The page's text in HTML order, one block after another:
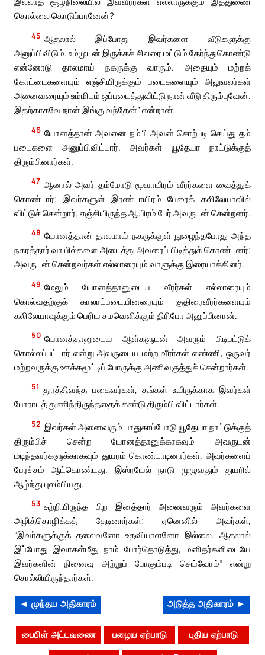
தொல்லை கொடுப்பானேன்?
45 ஆதலால் இப்போது இவர்களை வீடுகளுக்கு
அனுப்பிவிடும். உம்முடன் இருக்கச் சிலரை மட்டும் தேர்ந்துகொண்டு
என்னோடு தாலமாய் நகருக்கு வாரும். அதையும் மற்றக்
கோட்டைகளையும் எஞ்சியிருக்கும் படைகளையும் அலுவலர்கள்
அனைவரையும் உம்மிடம் ஒப்படைத்துவிட்டு நான் வீடு திரும்புவேன்.
இதற்காகவே நான் இங்கு வந்தேன்” என்றான்.
46 யோனத்தான் அவனை நம்பி அவன் சொற்படி செய்து தம்
படைகளை அனுப்பிவிட்டார். அவர்கள் யூதேயா நாட்டுக்குத்
திரும்பினார்கள்.
47 ஆனால் அவர் தம்மோடு மூவாயிரம் வீரர்களை வைத்துக்
கொண்டார்; இவர்களுள் இரண்டாயிரம் பேரைக் கலிலேயாவில்
விட்டுச் சென்றார்; எஞ்சியிருந்த ஆயிரம் பேர் அவருடன் சென்றனர்.
48 யோனத்தான் தாலமாய் நகருக்குள் நுழைந்தபோது அந்த
நகரத்தார் வாயில்களை அடைத்து அவரைப் பிடித்துக் கொண்டனர்;
அவருடன் சென்றவர்கள் எல்லாரையும் வாளுக்கு இரையாக்கினர்.
49 மேலும் யோனத்தானுடைய வீரர்கள் எல்லாரையும்
கொல்வதற்குக் காலாட்படையினரையும் குதிரைவீரர்களையும்
கலிலேயாவுக்கும் பெரிய சமவெளிக்கும் திரிபோ அனுப்பினான்.
50 யோனத்தானுடைய ஆள்களுடன் அவரும் பிடிபட்டுக்
கொல்லப்பட்டார் என்று அவருடைய மற்ற வீரர்கள் எண்ணி, ஒருவர்
மற்றவருக்கு ஊக்கமூட்டிப் போருக்கு அணிவகுத்துச் சென்றார்கள்.
51 துரத்திவந்த பகைவர்கள், தங்கள் உயிருக்காக இவர்கள்
போராடத் துணிந்திருந்ததைக் கண்டு திரும்பி விட்டார்கள்.
52 இவர்கள் அனைவரும் பாதுகாப்போடு யூதேயா நாட்டுக்குத்
திரும்பிச் சென்ற யோனத்தானுக்காகவும் அவருடன்
மடிந்தவர்களுக்காகவும் துயரம் கொண்டாடினார்கள். அவர்களைப்
பேரச்சம் ஆட்கொண்டது. இஸ்ரயேல் நாடு முழுவதும் துயரில்
ஆழ்ந்து புலம்பியது.
53 சுற்றியிருந்த பிற இனத்தார் அனைவரும் அவர்களை
அழித்தொழிக்கத் தேடினார்கள்; ஏனெனில் அவர்கள்,
“இவர்களுக்குத் தலைவனோ உதவியாளனோ இல்லை. ஆதலால்
இப்போது இவாகள்மீது நாம் போர்தொடுத்து, மனிதர்களிடையே
இவர்களின் நினைவு அற்றுப் போகும்படி செய்வோம்” என்று
சொல்லியிருந்தார்கள்.
◄ முந்தய அதிகாரம் அடுத்த அதிகாரம் ►
பைபிள் அட்டவணை பழைய ஏற்பாடு புதிய ஏற்பாடு